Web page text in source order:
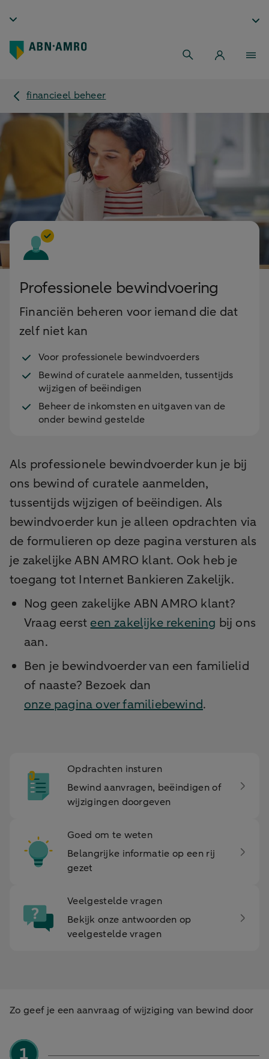
financieel beheer
Professionele bewindvoering
Financiën beheren voor iemand die dat
zelf niet kan
Voor professionele bewindvoerders
Bewind of curatele aanmelden, tussentijds
wijzigen of beëindigen
Beheer de inkomsten en uitgaven van de
onder bewind gestelde
Als professionele bewindvoerder kun je bij
ons bewind of curatele aanmelden,
tussentijds wijzigen of beëindigen. Als
bewindvoerder kun je alleen opdrachten via
de formulieren op deze pagina versturen als
je zakelijke ABN AMRO klant. Ook heb je
toegang tot Internet Bankieren Zakelijk.
Nog geen zakelijke ABN AMRO klant?
Vraag eerst een zakelijke rekening bij ons
aan.
Ben je bewindvoerder van een familielid
of naaste? Bezoek dan
onze pagina over familiebewind.
Opdrachten insturen
Bewind aanvragen, beëindigen of
wijzigingen doorgeven
Goed om te weten
Belangrijke informatie op een rij
gezet
Veelgestelde vragen
Bekijk onze antwoorden op
veelgestelde vragen
Zo geef je een aanvraag of wijziging van bewind door